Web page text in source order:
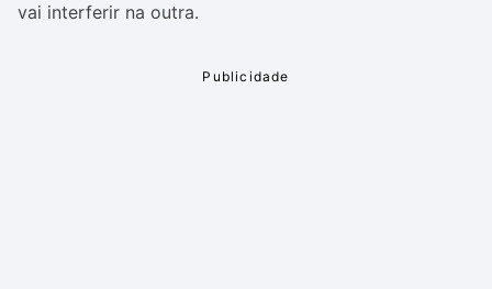
vai interferir na outra.